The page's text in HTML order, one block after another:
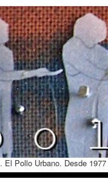
. El Pollo Urbano. Desde